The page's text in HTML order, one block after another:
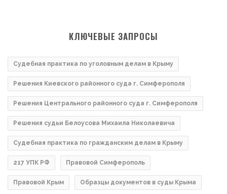
КЛЮЧЕВЫЕ ЗАПРОСЫ
Судебная практика по уголовным делам в Крыму
Решения Киевского районного суда г. Симферополя
Решения Центрального районного суда г. Симферополя
Решения судьи Белоусова Михаила Николаевича
Судебная практика по гражданским делам в Крыму
217 УПК РФ Правовой Симферополь
Правовой Крым Образцы документов в суды Крыма